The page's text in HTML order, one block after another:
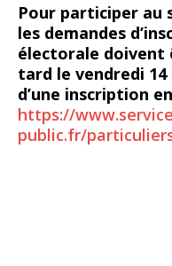
Pour participer au
les demandes
électorale doivent
tard le vendredi
d’une inscription
https://
public.fr/